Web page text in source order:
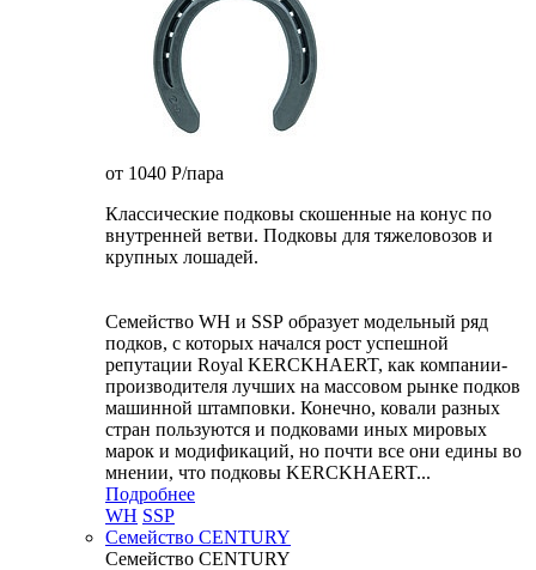
от 1040 P/пара
Классические подковы скошенные на конус по
внутренней ветви. Подковы для тяжеловозов и
крупных лошадей.
Семейство WH и SSP образует модельный ряд
подков, с которых начался рост успешной
репутации Royal KERCKHAERT, как компании-
производителя лучших на массовом рынке подков
машинной штамповки. Конечно, ковали разных
стран пользуются и подковами иных мировых
марок и модификаций, но почти все они едины во
мнении, что подковы KERCKHAERT...
Подробнее
WH SSP
Семейство CENTURY
Семейство CENTURY